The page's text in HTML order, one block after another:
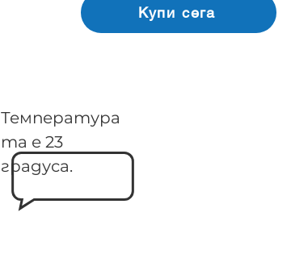
Купи сега
Температура
та е 23
градуса.